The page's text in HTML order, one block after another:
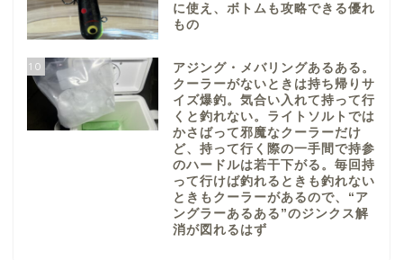
に使え、ボトムも攻略できる優れ
もの
10
アジング・メバリングあるある。
クーラーがないときは持ち帰りサ
イズ爆釣。気合い入れて持って行
くと釣れない。ライトソルトでは
かさばって邪魔なクーラーだけ
ど、持って行く際の一手間で持参
のハードルは若干下がる。毎回持
って行けば釣れるときも釣れない
ときもクーラーがあるので、“ア
ングラーあるある”のジンクス解
消が図れるはず